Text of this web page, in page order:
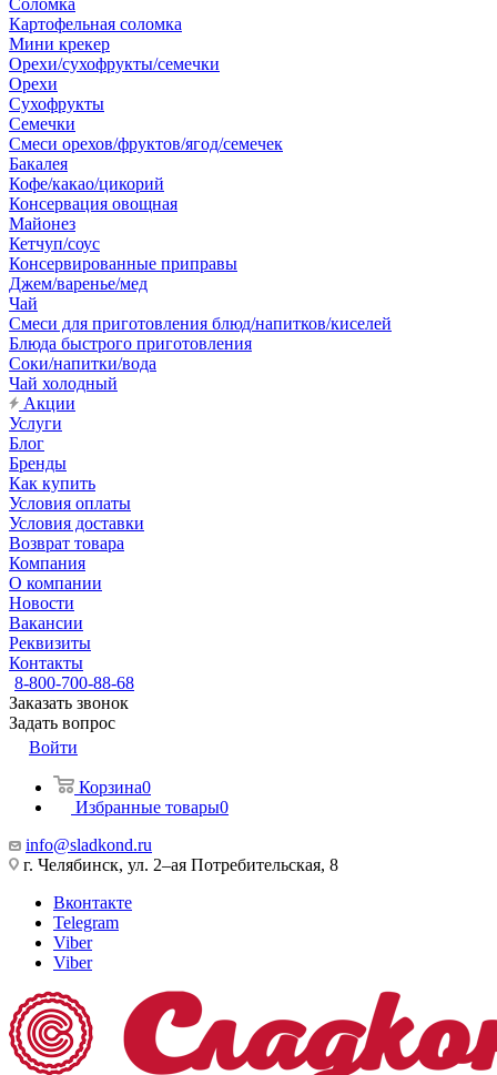
Соломка
Картофельная соломка
Мини крекер
Орехи/сухофрукты/семечки
Орехи
Сухофрукты
Семечки
Смеси орехов/фруктов/ягод/семечек
Бакалея
Кофе/какао/цикорий
Консервация овощная
Майонез
Кетчуп/соус
Консервированные приправы
Джем/варенье/мед
Чай
Смеси для приготовления блюд/напитков/киселей
Блюда быстрого приготовления
Соки/напитки/вода
Чай холодный
Акции
Услуги
Блог
Бренды
Как купить
Условия оплаты
Условия доставки
Возврат товара
Компания
О компании
Новости
Вакансии
Реквизиты
Контакты
8-800-700-88-68
Заказать звонок
Задать вопрос
Войти
Корзина0
Избранные товары0
info@sladkond.ru
г. Челябинск, ул. 2–ая Потребительская, 8
Вконтакте
Telegram
Viber
Viber